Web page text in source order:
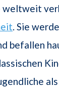
weltweit
. Sie
befallen